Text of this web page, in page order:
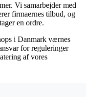
Vi samarbejder med
firmaernes tilbud, og
en ordre.
i Danmark værnes
for reguleringer
af vores